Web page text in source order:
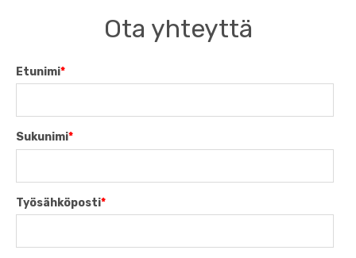
Ota yhteyttä
Etunimi*
Sukunimi*
Työsähköposti*